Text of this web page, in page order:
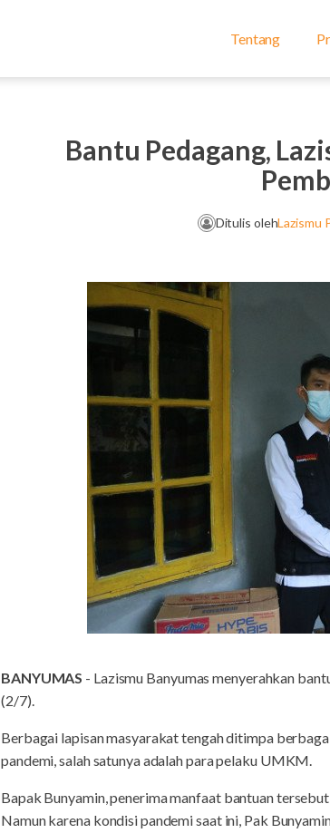
Tentang
Bantu Pedagang,
Ditulis olehLazismu
BANYUMAS - Lazismu Banyumas menyerahkan
(2/7).
Berbagai lapisan masyarakat tengah ditimpa
pandemi, salah satunya adalah para pelaku UMKM.
Bapak Bunyamin, penerima manfaat bantuan
Namun karena kondisi pandemi saat ini, Pak